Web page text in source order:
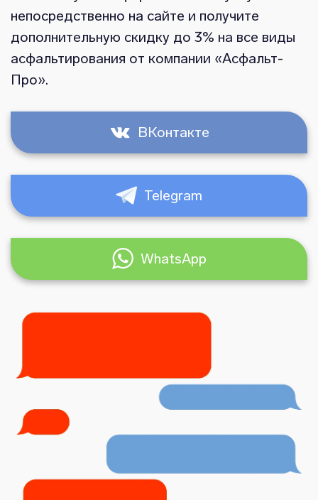
непосредственно на сайте и получите
дополнительную скидку до 3% на все виды
асфальтирования от компании «Асфальт-
Про».
ВКонтакте
Telegram
WhatsApp